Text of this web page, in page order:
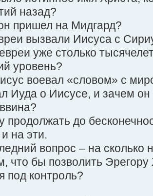
назад?
пришел на Мидгард?
вызвали Иисуса с
уже столько
уровень?
воевал «словом» с
Иуда о Иисусе, и зачем
продолжать до
на эти.
вопрос – на
что бы позволить
под контроль?